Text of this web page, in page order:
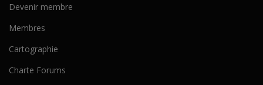
Devenir membre
Membres
Cartographie
Charte Forums